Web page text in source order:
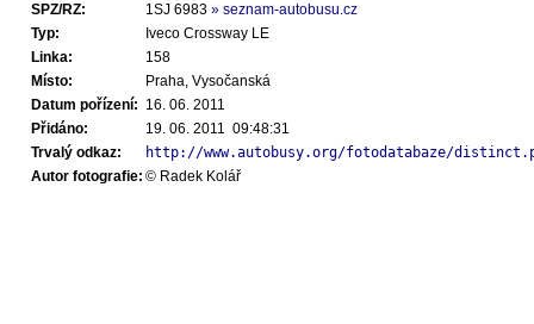
SPZ/RZ:
1SJ 6983 » seznam-autobusu.cz
Typ:
Iveco Crossway LE
Linka:
158
Místo:
Praha, Vysočanská
Datum pořízení: 16. 06. 2011
Přidáno:
19. 06. 2011 09:48:31
Trvalý odkaz:
http://www.autobusy.org/fotodatabaze/
Autor fotografie: © Radek Kolář